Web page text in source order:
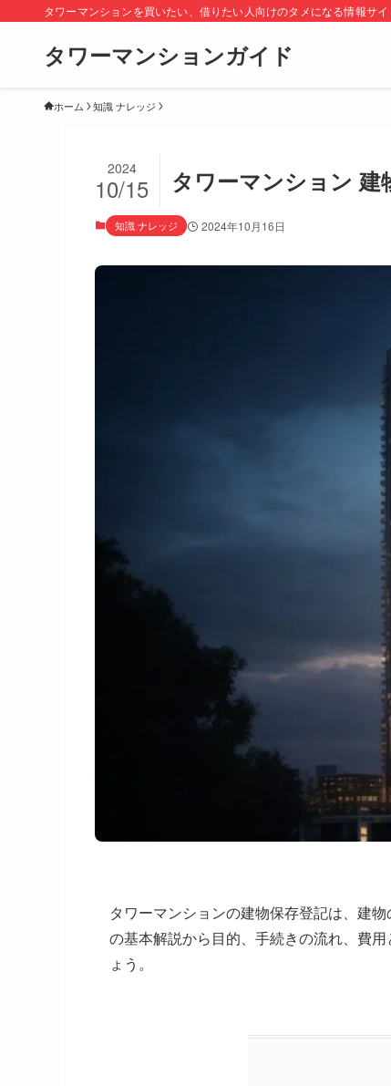
タワーマンションを買いたい、借りたい人向けのタメになる情報サイ
タワーマンションガイド
ホーム 知識 ナレッジ
タワーマンション 建
2024
10/15
知識 ナレッジ 2024年10月16日
タワーマンションの建物保存登記は、建
の基本解説から目的、手続きの流れ、費
ょう。